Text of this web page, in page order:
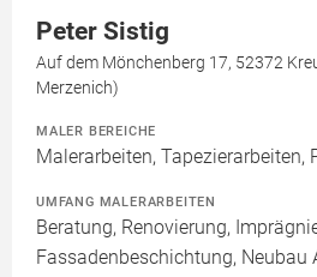
Peter Sistig
Auf dem Mönchenberg 17, 52372
Merzenich)
MALER BEREICHE
Malerarbeiten, Tapezierarbeiten,
UMFANG MALERARBEITEN
Beratung, Renovierung,
Fassadenbeschichtung, Neubau